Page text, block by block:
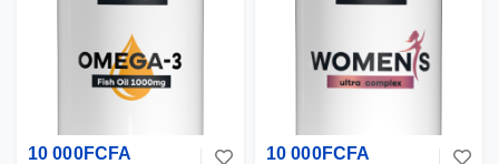
10 000FCFA 10 000FCFA